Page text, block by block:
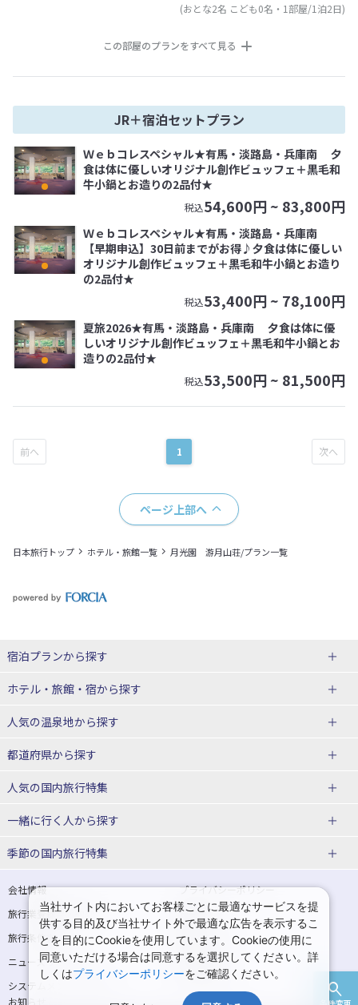
(おとな2名 こども0名・1部屋/1泊2日)
この部屋のプランをすべて見る
JR＋宿泊セットプラン
Ｗｅｂコレスペシャル★有馬・淡路島・兵庫南 夕
食は体に優しいオリジナル創作ビュッフェ＋黒毛和
牛小鍋とお造りの2品付★
税込54,600円 ~ 83,800円
Ｗｅｂコレスペシャル★有馬・淡路島・兵庫南
【早期申込】30日前までがお得♪夕食は体に優しい
オリジナル創作ビュッフェ＋黒毛和牛小鍋とお造り
の2品付★
税込53,400円 ~ 78,100円
夏旅2026★有馬・淡路島・兵庫南 夕食は体に優
しいオリジナル創作ビュッフェ＋黒毛和牛小鍋とお
造りの2品付★
税込53,500円 ~ 81,500円
1
ページ上部へ
日本旅行トップ ホテル・旅館一覧 月光園 游月山荘/プラン一覧
宿泊プランから探す
北海道
東北
青森県
宮城県
山形県
関東
埼玉県 千葉県
茨城県 栃木県
ホテル・旅館・宿から探す
北海道ホテル・旅館
青森県ホテル・旅館
宮城県ホテル・旅館
山形県ホテル・旅館
東京都ホテル・旅館 神奈川県ホテル・旅館
埼玉県ホテル・旅館 千葉県ホテル・旅館
茨城県ホテル・旅館 栃木県ホテル・旅館
人気の温泉地から探す
北海道
湯の川温泉(北海道)
十勝川温泉(北海道)
洞爺湖温泉(北海道)
層雲峡温泉(北海道)
東北
花巻温泉(岩手) 蔵王温泉(山形)
かみのやま温泉(山形) 鳴子温泉(宮城)
都道府県から探す
北海道旅行・ツアー
東北
青森旅行・ツアー 岩手旅行・ツアー
宮城旅行・ツアー 秋田旅行・ツアー
山形旅行・ツアー 福島旅行・ツアー
人気の国内旅行特集
東京ディズニーリゾート®への旅
ユニバーサル・スタジオ・ジャパ
一緒に行く人から探す
一人旅 国内版
カップル・夫婦旅行 国内版 女子旅 国内版
卒業旅行・学生旅行 国内版
季節の国内旅行特集
桜・お花見特集
ゴールデンウィーク（GW）の国内
旅行
夏休み・お盆の国内旅行 7月の国内旅行
8月の国内旅行 9月の国内旅行
10月の国内旅行 11月の国内旅行
会社情報
プライバシーポリシー
旅行業登録票・約款
規約集
旅行条件書
商標について
ニュースリリース
採用情報
システムメンテナンスの
お知らせ
当社サイト内においてお客様ごとに最適なサービスを提
供する目的及び当社サイト外で最適な広告を表示するこ
とを目的にCookieを使用しています。Cookieの使用に
同意いただける場合は同意するを選択してください。詳
しくはプライバシーポリシーをご確認ください。